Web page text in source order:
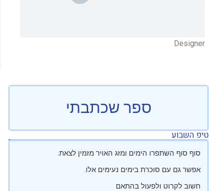
Designer
ספר שכתבתי
טיפ השבוע
סוף סוף השתפרו הימים ומזג האויר מזמין לצאת.
אפשר גם עם סוכרת בימים נעימים אלו.
חשוב לקרוט ולפעול בהתאם